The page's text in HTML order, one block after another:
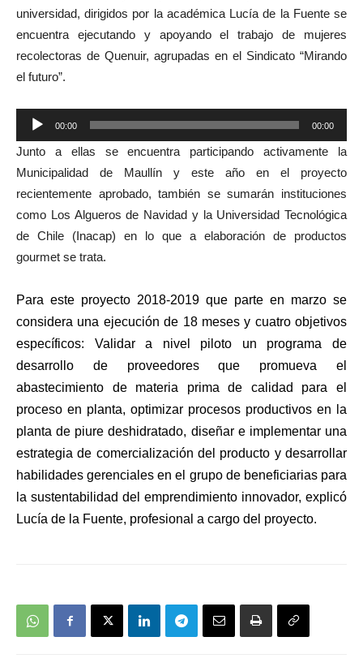
universidad, dirigidos por la académica Lucía de la Fuente se
encuentra ejecutando y apoyando el trabajo de mujeres
recolectoras de Quenuir, agrupadas en el Sindicato “Mirando
el futuro”.
Reproductor
de
audio
00:00 00:00
Junto a ellas se encuentra participando activamente la
Municipalidad de Maullín y este año en el proyecto
recientemente aprobado, también se sumarán instituciones
como Los Algueros de Navidad y la Universidad Tecnológica
de Chile (Inacap) en lo que a elaboración de productos
gourmet se trata.
Para este proyecto 2018-2019 que parte en marzo se
considera una ejecución de 18 meses y cuatro objetivos
específicos: Validar a nivel piloto un programa de
desarrollo de proveedores que promueva el
abastecimiento de materia prima de calidad para el
proceso en planta, optimizar procesos productivos en la
planta de piure deshidratado, diseñar e implementar una
estrategia de comercialización del producto y desarrollar
habilidades gerenciales en el grupo de beneficiarias para
la sustentabilidad del emprendimiento innovador, explicó
Lucía de la Fuente, profesional a cargo del proyecto.